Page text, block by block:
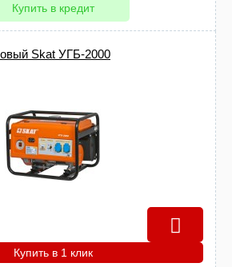
Купить в кредит
Skat УГБ-2000
Купить в 1 клик